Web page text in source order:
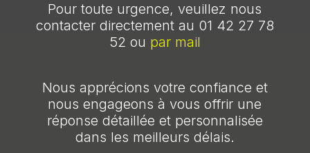
Pour toute urgence, veuillez nous
contacter directement au 01 42 27 78
52 ou par mail
Nous apprécions votre confiance et
nous engageons à vous offrir une
réponse détaillée et personnalisée
dans les meilleurs délais.